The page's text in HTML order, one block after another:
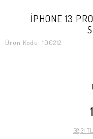
İPHONE 13
Ürün Kodu: 100212
38,31